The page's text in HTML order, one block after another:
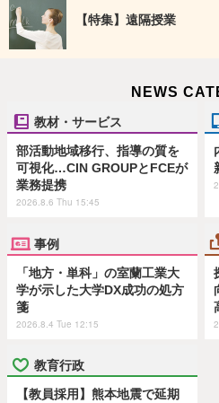
【特集】遠隔授業
NEWS
教材・サービス
部活動地域移行、指導の質を
可視化…CIN GROUPとFCEが
業務提携
2026.8.6 Thu 15:45
事例
「地方・単科」の室蘭工業大
学が示した大学DX成功の処方
箋
2026.8.4 Tue 12:15
教育行政
【教員採用】熊本地震で延期